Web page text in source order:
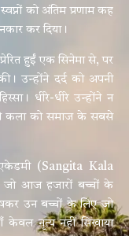
को अंतिम प्रणाम कह
कर दिया।
हुईं एक सिनेमा से, पर
उन्होंने दर्द को अपनी
धीरे-धीरे उन्होंने न
कला को समाज के सबसे
(Sangita Kala
आज हजारों बच्चों के
उन बच्चों के लिए जो
केवल नृत्य नहीं सिखाया